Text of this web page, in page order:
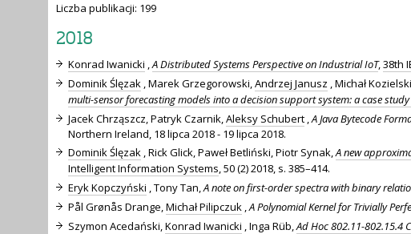
Liczba publikacji: 199
2018
Konrad Iwanicki A Distributed Systems Perspective on Industrial IoT, 38th
Dominik Ślęzak , Marek Grzegorowski, Andrzej Janusz , Michał
multi-sensor forecasting models into a decision support system: a case
Jacek Chrząszcz, Patryk Czarnik, Aleksy Schubert A Java Bytecode
Northern Ireland, 18 lipca 2018 - 19 lipca 2018.
Dominik Ślęzak , Rick Glick, Paweł Betliński, Piotr Synak, A new
Intelligent Information Systems , 50 (2) 2018, s. 385–414.
Eryk Kopczyński , Tony Tan, A note on first-order spectra with binary
Pål Grønås Drange, Michał Pilipczuk A Polynomial Kernel for Trivially
Szymon Acedański, Konrad Iwanicki , Inga Rüb, Ad Hoc 802.11-802.15.4